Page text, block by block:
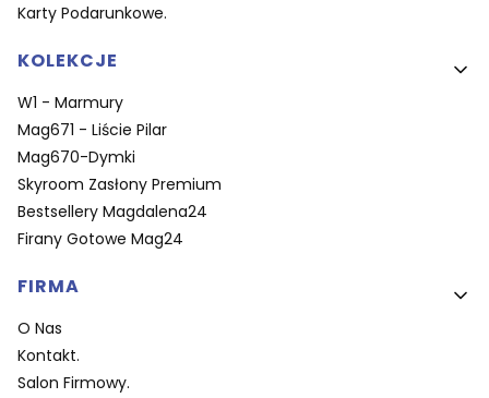
Karty Podarunkowe.
KOLEKCJE
W1 - Marmury
Mag671 - Liście Pilar
Mag670-Dymki
Skyroom Zasłony Premium
Bestsellery Magdalena24
Firany Gotowe Mag24
FIRMA
O Nas
Kontakt.
Salon Firmowy.